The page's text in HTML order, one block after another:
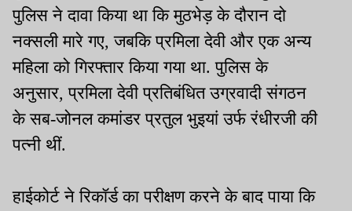
पुलिस ने दावा किया था कि मुठभेड़ के दौरान दो
नक्सली मारे गए, जबकि प्रमिला देवी और एक अन्य
महिला को गिरफ्तार किया गया था. पुलिस के
अनुसार, प्रमिला देवी प्रतिबंधित उग्रवादी संगठन
के सब-जोनल कमांडर प्रतुल भुइयां उर्फ रंधीरजी की
पत्नी थीं.
हाईकोर्ट ने रिकॉर्ड का परीक्षण करने के बाद पाया कि